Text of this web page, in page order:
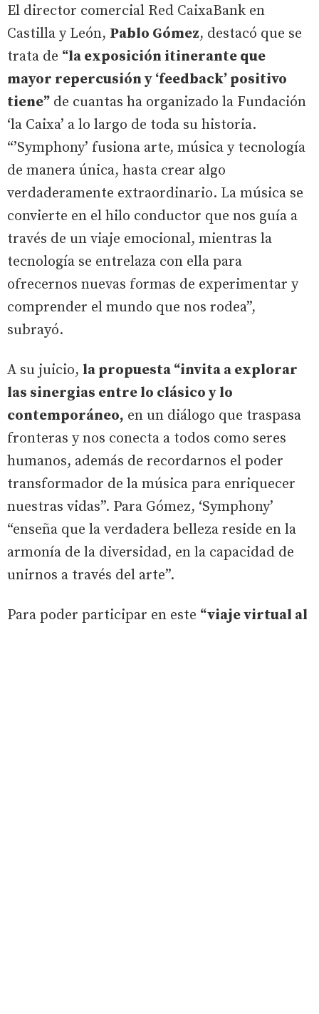
El director comercial Red CaixaBank en
Castilla y León, Pablo Gómez, destacó que se
trata de “la exposición itinerante que
mayor repercusión y ‘feedback’ positivo
tiene” de cuantas ha organizado la Fundación
‘la Caixa’ a lo largo de toda su historia.
“’Symphony’ fusiona arte, música y tecnología
de manera única, hasta crear algo
verdaderamente extraordinario. La música se
convierte en el hilo conductor que nos guía a
través de un viaje emocional, mientras la
tecnología se entrelaza con ella para
ofrecernos nuevas formas de experimentar y
comprender el mundo que nos rodea”,
subrayó.
A su juicio, la propuesta “invita a explorar
las sinergias entre lo clásico y lo
contemporáneo, en un diálogo que traspasa
fronteras y nos conecta a todos como seres
humanos, además de recordarnos el poder
transformador de la música para enriquecer
nuestras vidas”. Para Gómez, ‘Symphony’
“enseña que la verdadera belleza reside en la
armonía de la diversidad, en la capacidad de
unirnos a través del arte”.
Para poder participar en este “viaje virtual al